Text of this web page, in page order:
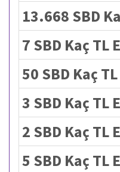
13.668 SBD
7 SBD Kaç TL
50 SBD Kaç
3 SBD Kaç TL
2 SBD Kaç TL
5 SBD Kaç TL